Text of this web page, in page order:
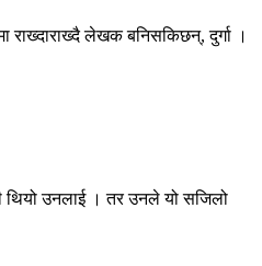
राख्दाराख्दै लेखक बनिसकिछन्, दुर्गा ।
थियो उनलाई । तर उनले यो सजिलो